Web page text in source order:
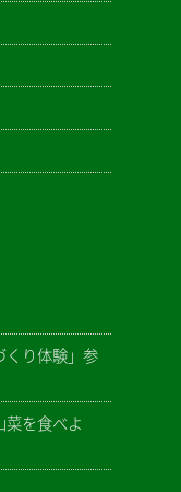
くり体験」参
菜を食べよ